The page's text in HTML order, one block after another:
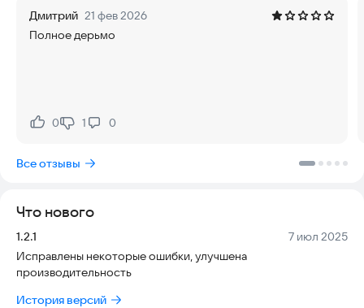
для защиты, атаковать ей не очень удобно.
«Лучшая защита — это нападение». Суть её заключается в
подходит только для наступления, но обороняться при этой
тактике очень сложно.
когда вы бьете битком по шайбе, угол должен направляться к
выровнять с первого раза шайбу, поэтому она и к вам
прилетит, соответственно, под углом.
Если у Вас есть предложения или отзывы, не стесняйтесь
обращаться к нам по адресу:
Сайт:https://kirlanik.com
Дмитрий 21 фев 2026
Полное дерьмо
Нравится:
0Не нравится:
1 0
Все отзывы
Что нового
Версия:
1.2.1 Дата:
7 июл 2025
Исправлены некоторые ошибки, улучшена
производительность
История версий